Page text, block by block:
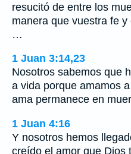
resucitó de entre los
manera que vuestra fe
…
1 Juan 3:14,23
Nosotros sabemos que
a vida porque amamos
ama permanece en
1 Juan 4:16
Y nosotros hemos
creído el amor que Dios